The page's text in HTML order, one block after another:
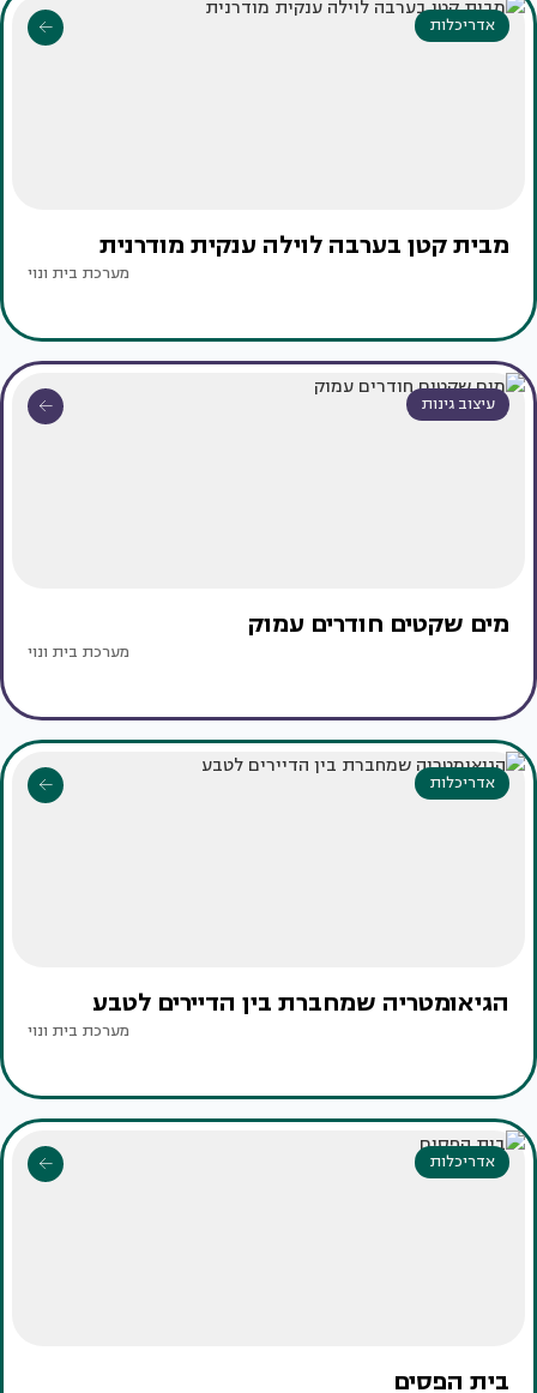
אדריכלות
מבית קטן בערבה לוילה ענקית מודרנית
מערכת בית ונוי
עיצוב גינות
מים שקטים חודרים עמוק
מערכת בית ונוי
אדריכלות
הגיאומטריה שמחברת בין הדיירים לטבע
מערכת בית ונוי
אדריכלות
בית הפסים